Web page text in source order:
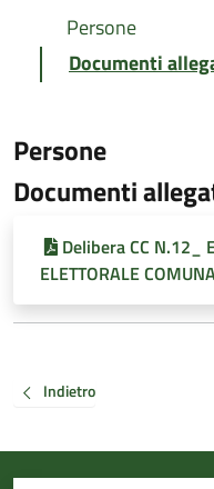
Persone
Documenti
Persone
Documenti
Delibera CC N.12_
ELETTORALE
Indietro